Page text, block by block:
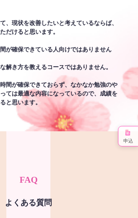
、現状を改善したいと考えているならば、
だけると思います。
が確保できている人向けではありません
解き方を教えるコースではありません。
間が確保できておらず、なかなか勉強のや
ては最適な内容になっているので、成績を
と思います。
FAQ
よくある質問
申込